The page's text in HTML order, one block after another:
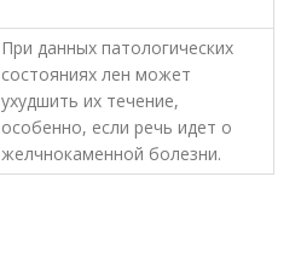
При данных патологических
состояниях лен может
ухудшить их течение,
особенно, если речь идет о
желчнокаменной болезни.